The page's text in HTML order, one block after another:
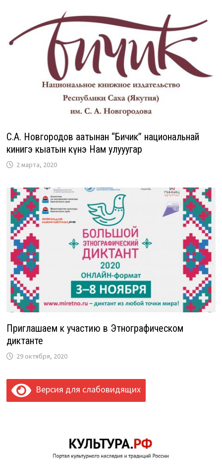
С.А. Новгородов аатынан “Бичик” национальнай
кинигэ кыһатын күнэ Нам улууһугар
2 марта, 2020
Приглашаем к участию в Этнографическом
диктанте
29 октября, 2020
Версия для слабовидящих